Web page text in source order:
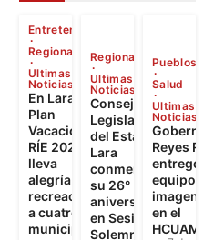
Entretenimiento
Regional
Ultimas
Noticias
En Lara:
Plan
Vacacional
RÍE 2026
lleva
alegría y
recreación
a cuatro
municipios
Regional
Ultimas
Noticias
Consejo
Legislativo
del Estado
Lara
conmemoró
su 26°
aniversario
en Sesión
Solemne
Pueblos
Salud
Ultimas
Noticias
Reyes
entregó
equipos
en el
HCUAMP